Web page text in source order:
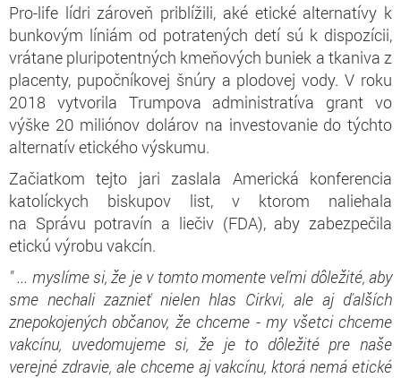
Pro-life lídri zároveň priblížili, aké etické alternatívy k
bunkovým líniám od potratených detí sú k dispozícii,
vrátane pluripotentných kmeňových buniek a tkaniva z
placenty, pupočníkovej šnúry a plodovej vody. V roku
2018 vytvorila Trumpova administratíva grant vo
výške 20 miliónov dolárov na investovanie do týchto
alternatív etického výskumu.
Začiatkom tejto jari zaslala Americká konferencia
katolíckych biskupov list, v ktorom naliehala
na Správu potravín a liečiv (FDA), aby zabezpečila
etickú výrobu vakcín.
" ... myslíme si, že je v tomto momente veľmi dôležité, aby
sme nechali zaznieť nielen hlas Cirkvi, ale aj ďalších
znepokojených občanov, že chceme - my všetci chceme
vakcínu, uvedomujeme si, že je to dôležité pre naše
verejné zdravie, ale chceme aj vakcínu, ktorá nemá etické